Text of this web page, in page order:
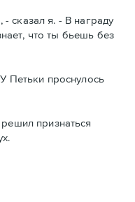
сказал я. - В награду
что ты бьешь без
Петьки проснулось
признаться